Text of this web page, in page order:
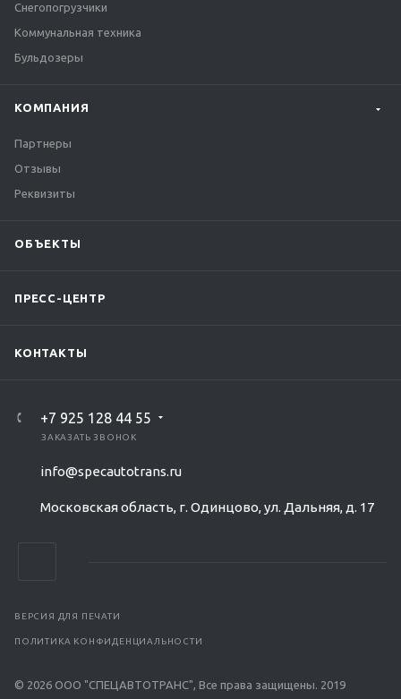
Снегопогрузчики
Коммунальная техника
Бульдозеры
КОМПАНИЯ
Партнеры
Отзывы
Реквизиты
ОБЪЕКТЫ
ПРЕСС-ЦЕНТР
КОНТАКТЫ
+7 925 128 44 55
ЗАКАЗАТЬ ЗВОНОК
info@specautotrans.ru
Московская область, г. Одинцово, ул. Дальняя, д. 17
ВЕРСИЯ ДЛЯ ПЕЧАТИ
ПОЛИТИКА КОНФИДЕНЦИАЛЬНОСТИ
© 2026 ООО "СПЕЦАВТОТРАНС", Все права защищены. 2019